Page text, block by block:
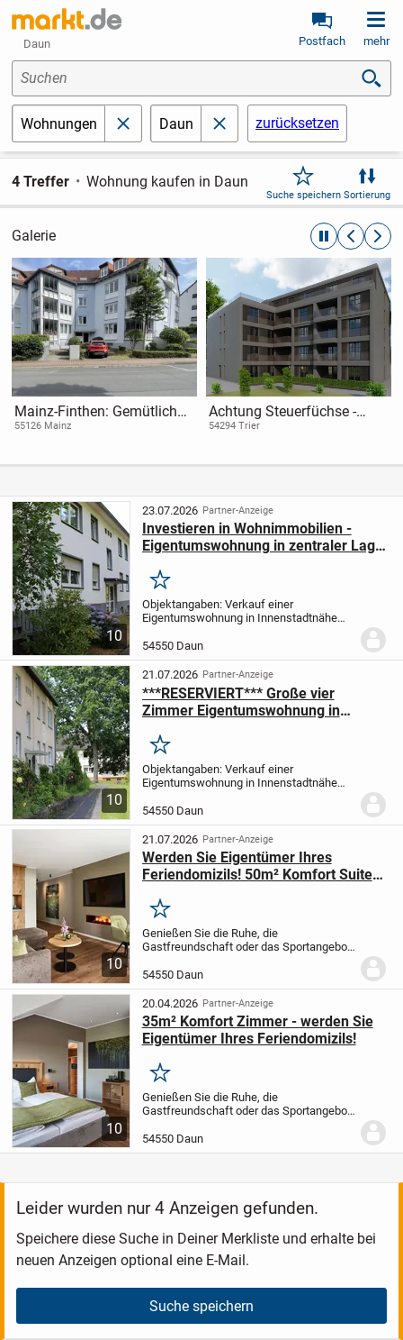
Daun Postfach mehr
Suchen
Wohnungen schließen
Daun schließenzurücksetzen
4 Treffer Wohnung kaufen in Daun
Suche speichern Sortierung
Galerie automatische
Mainz-Finthen: Gemütliche
2-ZKB-Wohnung; tolles
Wohlfühl-Loggia!
55126 Mainz
Achtung Steuerfüchse -
Steuern sparen durch
KFW 40 QNG
54294 Trier
10
23.07.2026 Partner-Anzeige
Investieren in Wohnimmobilien -
Eigentumswohnung in zentraler Lage
Merken
Objektangaben: Verkauf einer
Eigentumswohnung in Innenstadtnähe
Zimmern, Küche, Bad • Wohnfläche ca. 53
qm • Baujahr des Gebäudes 1969 • Balkon
• Gas-Zentralheizung...
54550 Daun
10
21.07.2026 Partner-Anzeige
***RESERVIERT*** Große vier
Zimmer Eigentumswohnung in
Merken
Objektangaben: Verkauf einer
Eigentumswohnung in Innenstadtnähe
Zimmern, Küche, Bad und Gäste-WC -
Wohnfläche ca. 80,32 qm - Baujahr des
Gebäudes 1969 - Balkon...
54550 Daun
10
21.07.2026 Partner-Anzeige
Werden Sie Eigentümer Ihres
Feriendomizils! 50m² Komfort Suite
Merken
Genießen Sie die Ruhe, die
Gastfreundschaft oder das Sportangebot
Ihr persönliches Feriendomizil und
werden Sie Teil unserer
Eigentümergemeinschaft. Der...
54550 Daun
10
20.04.2026 Partner-Anzeige
35m² Komfort Zimmer - werden Sie
Eigentümer Ihres Feriendomizils!
Merken
Genießen Sie die Ruhe, die
Gastfreundschaft oder das Sportangebot
Ihr persönliches Feriendomizil und
werden Sie Teil unserer
54550 Daun
Leider wurden nur 4 Anzeigen gefunden.
Speichere diese Suche in Deiner Merkliste und erhalte bei
neuen Anzeigen optional eine E-Mail.
Suche speichern